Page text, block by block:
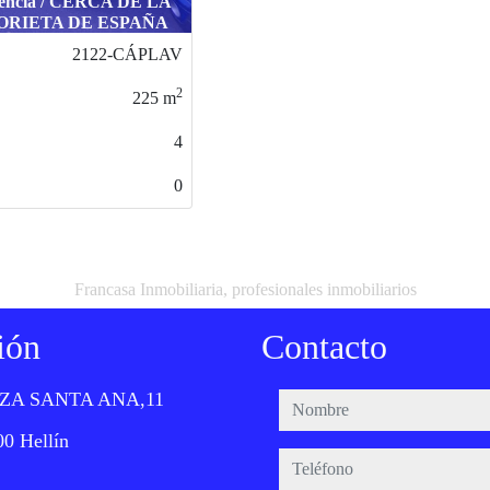
LAS ARENAS
1525-CÁCMALPCÁC
842m
Francasa Inmobiliaria, profesionales inmobiliarios
SANTA ANA,11
Hellín
Contacto
nombre
teléfono